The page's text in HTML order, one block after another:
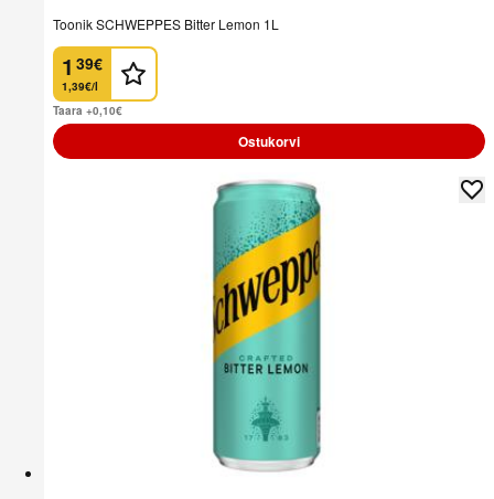
Toonik SCHWEPPES Bitter Lemon 1L
1
. 39€
1,39€/l
Taara +0,10€
Ostukorvi